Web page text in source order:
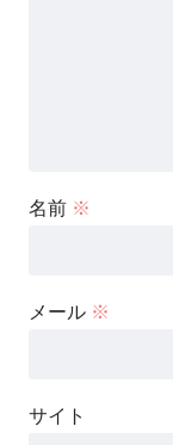
名前 ※
メール ※
サイト